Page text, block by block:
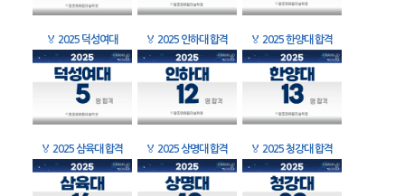
🏅 2025 덕성여대 🏅 2025 인하대 합격 🏅 2025 한양대 합격
🏅 2025 삼육대 합격 🏅 2025 상명대 합격 🏅 2025 청강대 합격